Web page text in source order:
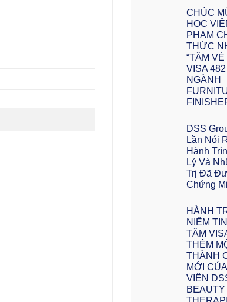
CHÚC
HỌC
PHAM
THỨC
“TẤM VÉ
VISA
NGÀNH
DSS
Lần Nói
Hành
Lý Và
Trị Đã
Chứng
HÀNH
NIỀM
TẤM
THÊM
THÀNH
MỚI
VIÊN
BEAUTY